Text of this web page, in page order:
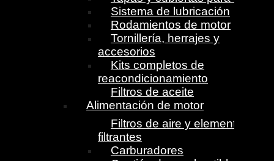
Sistema de lubricación
Rodamientos de motor
Tornillería, herrajes y
accesorios
Kits completos de
reacondicionamiento
Filtros de aceite
Alimentación de motor
Filtros de aire y elementos
filtrantes
Carburadores